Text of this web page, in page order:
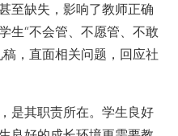
至缺失，影响了教师正确
生“不会管、不愿管、不敢
，直面相关问题，回应社
其职责所在。学生良好